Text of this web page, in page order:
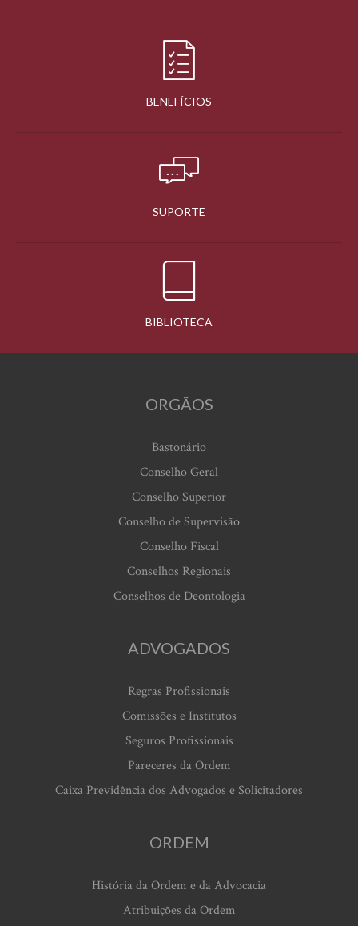
BENEFÍCIOS
SUPORTE
BIBLIOTECA
ORGÃOS
Bastonário
Conselho Geral
Conselho Superior
Conselho de Supervisão
Conselho Fiscal
Conselhos Regionais
Conselhos de Deontologia
ADVOGADOS
Regras Profissionais
Comissões e Institutos
Seguros Profissionais
Pareceres da Ordem
Caixa Previdência dos Advogados e Solicitadores
ORDEM
História da Ordem e da Advocacia
Atribuições da Ordem